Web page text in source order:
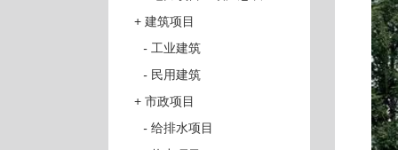
+建筑项目
-工业建筑
-民用建筑
+市政项目
-给排水项目